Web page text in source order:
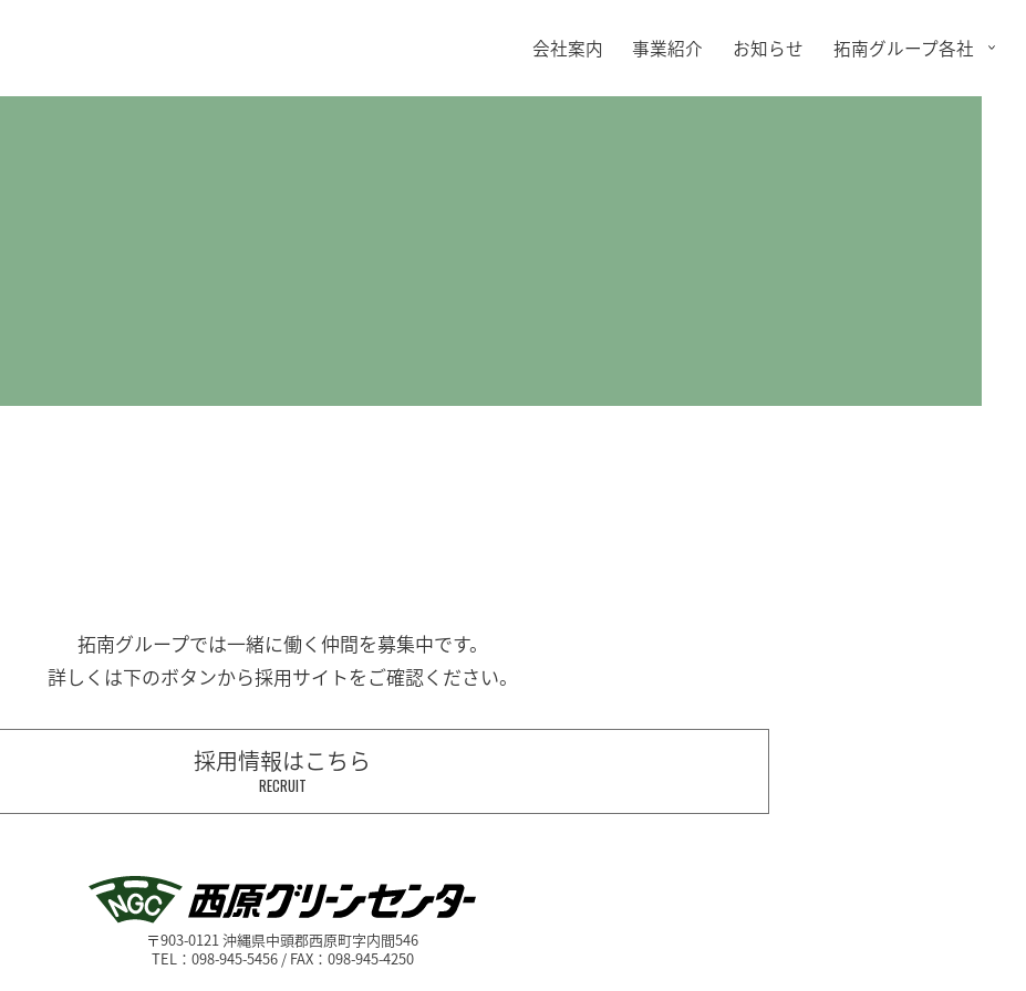
会社案内 事業紹介 お知らせ 拓南グループ各社
拓南グループでは一緒に働く 仲間を募集中です。
詳しくは下のボタンから採用サイトをご確認ください。
採用情報はこちら
RECRUIT
〒903-0121 沖縄県中頭郡西原町字内間546
TEL：098-945-5456 / FAX：098-945-4250